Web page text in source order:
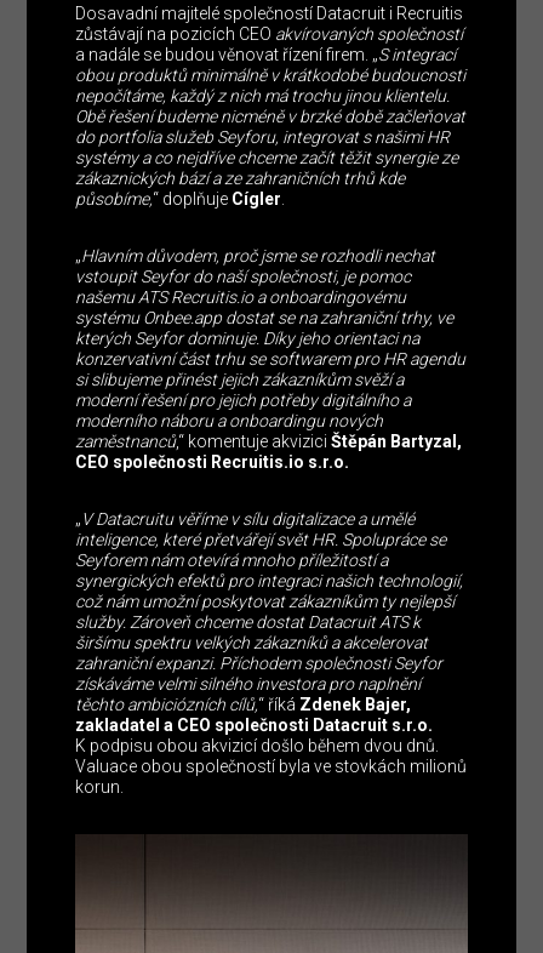
Dosavadní majitelé společností Datacruit i Recruitis
zůstávají na pozicích CEO akvírovaných společností
a nadále se budou věnovat řízení firem. „S integrací
obou produktů minimálně v krátkodobé budoucnosti
nepočítáme, každý z nich má trochu jinou klientelu.
Obě řešení budeme nicméně v brzké době začleňovat
do portfolia služeb Seyforu, integrovat s našimi HR
systémy a co nejdříve chceme začít těžit synergie ze
zákaznických bází a ze zahraničních trhů kde
působíme,“ doplňuje Cígler
„Hlavním důvodem, proč jsme se rozhodli nechat
vstoupit Seyfor do naší společnosti, je pomoc
našemu ATS Recruitis.io a onboardingovému
systému Onbee.app dostat se na zahraniční trhy, ve
kterých Seyfor dominuje. Díky jeho orientaci na
konzervativní část trhu se softwarem pro HR agendu
si slibujeme přinést jejich zákazníkům svěží a
moderní řešení pro jejich potřeby digitálního a
moderního náboru a onboardingu nových
zaměstnanců,“ komentuje akviziciŠtěpán Bartyzal,
CEO společnosti Recruitis.io s.r.o.
„V Datacruitu věříme v sílu digitalizace a umělé
inteligence, které přetvářejí svět HR. Spolupráce se
Seyforem nám otevírá mnoho příležitostí a
synergických efektů pro integraci našich technologií,
což nám umožní poskytovat zákazníkům ty nejlepší
služby. Zároveň chceme dostat Datacruit ATS k
širšímu spektru velkých zákazníků a akcelerovat
zahraniční expanzi. Příchodem společnosti Seyfor
získáváme velmi silného investora pro naplnění
těchto ambiciózních cílů,“ říká Zdenek Bajer,
zakladatel a CEO společnosti Datacruit s.r.o.
K podpisu obou akvizicí došlo během dvou dnů.
Valuace obou společností byla ve stovkách milionů
korun.